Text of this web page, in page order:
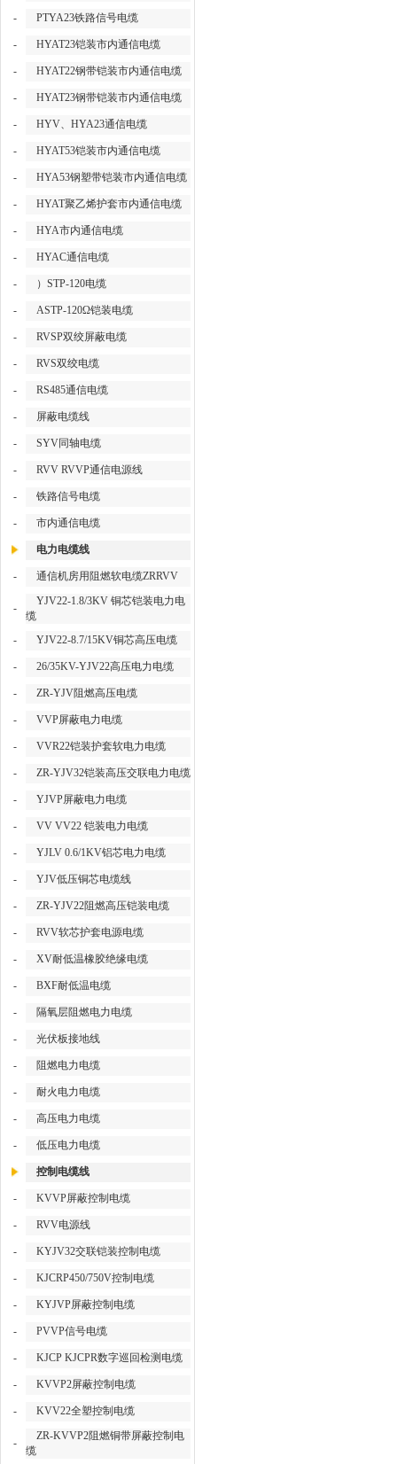
- PTYA23铁路信号电缆
- HYAT23铠装市内通信电缆
- HYAT22钢带铠装市内通信电缆
- HYAT23钢带铠装市内通信电缆
- HYV、HYA23通信电缆
- HYAT53铠装市内通信电缆
- HYA53钢塑带铠装市内通信电缆
- HYAT聚乙烯护套市内通信电缆
- HYA市内通信电缆
- HYAC通信电缆
- ）STP-120电缆
- ASTP-120Ω铠装电缆
- RVSP双绞屏蔽电缆
- RVS双绞电缆
- RS485通信电缆
- 屏蔽电缆线
- SYV同轴电缆
- RVV RVVP通信电源线
- 铁路信号电缆
- 市内通信电缆
电力电缆线
- 通信机房用阻燃软电缆ZRRVV
-
YJV22-1.8/3KV 铜芯铠装电力电
缆
-
YJV22-8.7/15KV铜芯高压电缆
- 26/35KV-YJV22高压电力电缆
- ZR-YJV阻燃高压电缆
- VVP屏蔽电力电缆
- VVR22铠装护套软电力电缆
- ZR-YJV32铠装高压交联电力电缆
- YJVP屏蔽电力电缆
- VV VV22 铠装电力电缆
- YJLV 0.6/1KV铝芯电力电缆
- YJV低压铜芯电缆线
- ZR-YJV22阻燃高压铠装电缆
- RVV软芯护套电源电缆
- XV耐低温橡胶绝缘电缆
- BXF耐低温电缆
- 隔氧层阻燃电力电缆
- 光伏板接地线
- 阻燃电力电缆
- 耐火电力电缆
- 高压电力电缆
- 低压电力电缆
控制电缆线
- KVVP屏蔽控制电缆
- RVV电源线
- KYJV32交联铠装控制电缆
- KJCRP450/750V控制电缆
- KYJVP屏蔽控制电缆
- PVVP信号电缆
- KJCP KJCPR数字巡回检测电缆
- KVVP2屏蔽控制电缆
- KVV22全塑控制电缆
-
ZR-KVVP2阻燃铜带屏蔽控制电
缆